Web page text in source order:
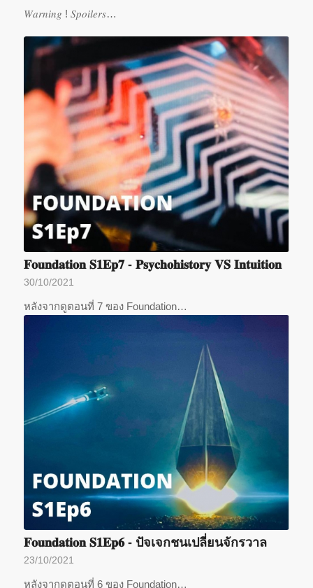
𝑊𝑎𝑟𝑛𝑖𝑛𝑔 ! 𝑆𝑝𝑜𝑖𝑙𝑒𝑟𝑠…
𝐅𝐨𝐮𝐧𝐝𝐚𝐭𝐢𝐨𝐧 𝐒𝟏𝐄𝐩𝟕 - 𝐏𝐬𝐲𝐜𝐡𝐨𝐡𝐢𝐬𝐭𝐨𝐫𝐲 𝐕𝐒 𝐈𝐧𝐭𝐮𝐢𝐭𝐢𝐨𝐧
30/10/2021
หลังจากดูตอนที่ 7 ของ Foundation…
𝐅𝐨𝐮𝐧𝐝𝐚𝐭𝐢𝐨𝐧 𝐒𝟏𝐄𝐩𝟔 - ปัจเจกชนเปลี่ยนจักรวาล
23/10/2021
หลังจากดูตอนที่ 6 ของ Foundation…